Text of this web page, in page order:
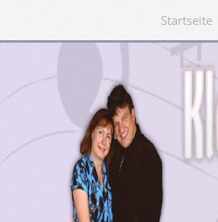
Startseite